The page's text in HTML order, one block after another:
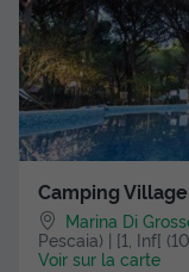
Camping
Marina Di
Pescaia) | [1, Inf[
Voir sur la carte